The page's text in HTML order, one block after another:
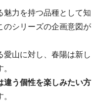
魅力を持つ品種として知
のシリーズの企画意図が
愛山に対し、春陽は新し
違う個性を楽しみたい方